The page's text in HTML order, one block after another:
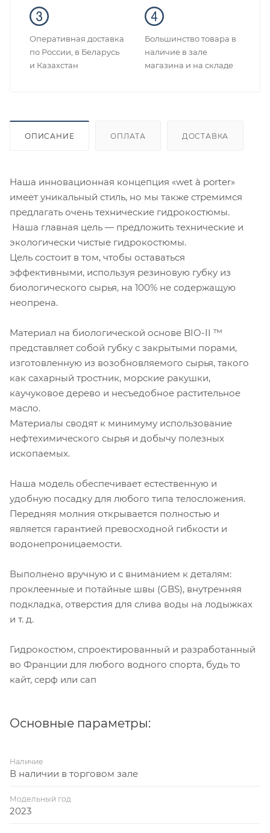
Оперативная доставка
по России, в Беларусь
и Казахстан
Большинство товара в
наличие в зале
магазина и на складе
ОПИСАНИЕ ОПЛАТА ДОСТАВКА
Наша инновационная концепция «wet à porter»
имеет уникальный стиль, но мы также стремимся
предлагать очень технические гидрокостюмы.
Наша главная цель — предложить технические и
экологически чистые гидрокостюмы.
Цель состоит в том, чтобы оставаться
эффективными, используя резиновую губку из
биологического сырья, на 100% не содержащую
неопрена.
Материал на биологической основе BIO-II ™
представляет собой губку с закрытыми порами,
изготовленную из возобновляемого сырья, такого
как сахарный тростник, морские ракушки,
каучуковое дерево и несъедобное растительное
масло.
Материалы сводят к минимуму использование
нефтехимического сырья и добычу полезных
ископаемых.
Наша модель обеспечивает естественную и
удобную посадку для любого типа телосложения.
Передняя молния открывается полностью и
является гарантией превосходной гибкости и
водонепроницаемости.
Выполнено вручную и с вниманием к деталям:
проклеенные и потайные швы (GBS), внутренняя
подкладка, отверстия для слива воды на лодыжках
и т. д.
Гидрокостюм, спроектированный и разработанный
во Франции для любого водного спорта, будь то
кайт, серф или сап
Основные параметры:
Наличие
В наличии в торговом зале
Модельный год
2023